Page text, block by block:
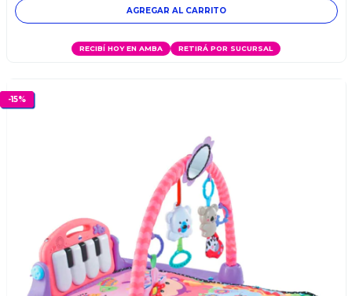
AGREGAR AL CARRITO
RECIBÍ HOY EN AMBA RETIRÁ POR SUCURSAL
-15%